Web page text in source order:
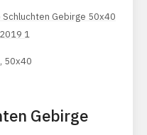
50x40
Gebirge